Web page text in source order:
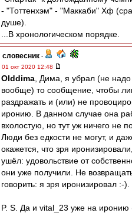
- "Тоттенхэм" - "Маккаби" Хф
душе).
...В хронологическом порядке.
словесник -
01 окт 2020 12:48
Olddima , Дима, я убрал (не
вообще) то сообщение, чтобы
раздражать и (или) не
иронию. В данном случае она
вхолостую, но тут уж ничего не
Люди без едкости не могут, и
окажется, что зря
ушёл: удовольствие от
они уже получили. Не
говорить: я зря иронизировал :-).
P. S. Да и vital_23 уже на иронию